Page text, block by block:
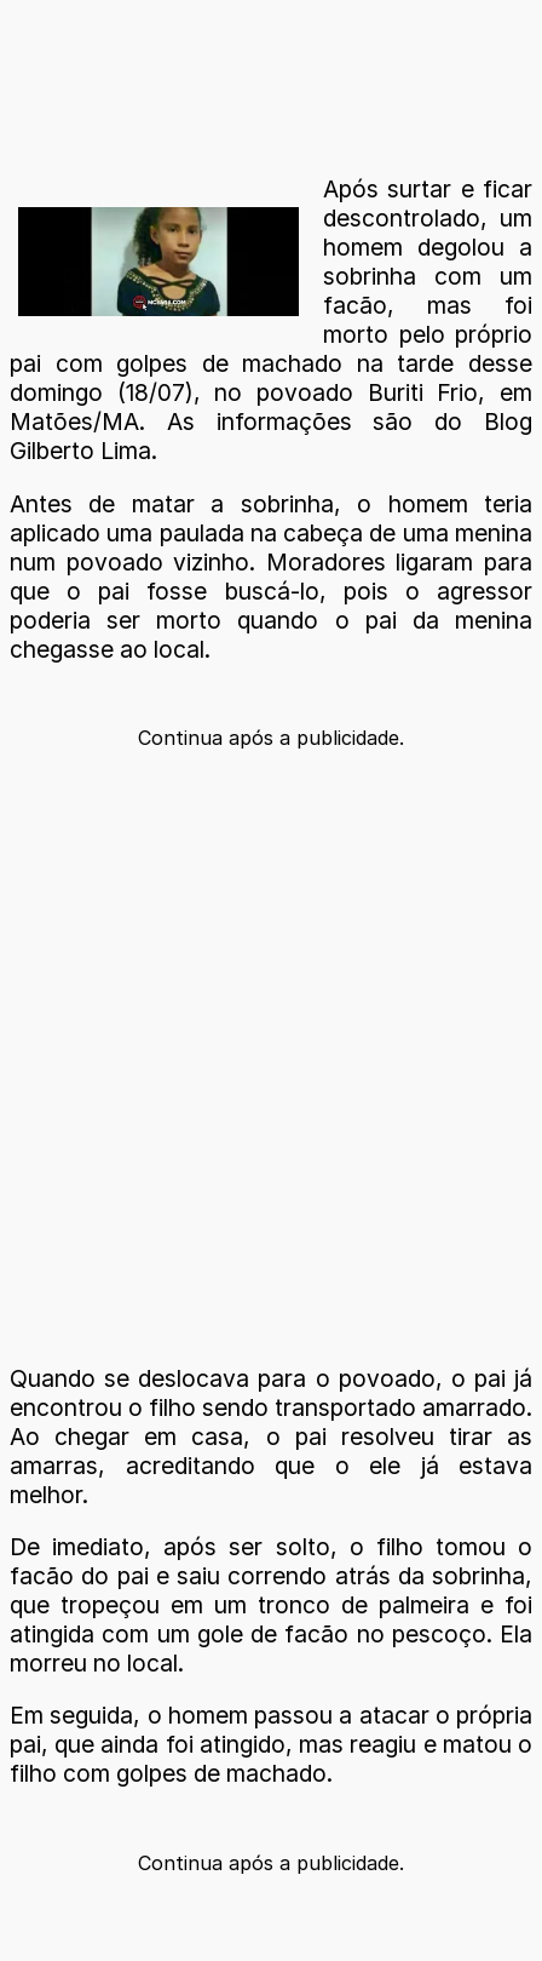
Após surtar e ficar
descontrolado, um
homem degolou a
sobrinha com um
facão, mas foi
morto pelo próprio
pai com golpes de machado na tarde desse
domingo (18/07), no povoado Buriti Frio, em
Matões/MA. As informações são do Blog
Gilberto Lima.
Antes de matar a sobrinha, o homem teria
aplicado uma paulada na cabeça de uma menina
num povoado vizinho. Moradores ligaram para
que o pai fosse buscá-lo, pois o agressor
poderia ser morto quando o pai da menina
chegasse ao local.
Continua após a publicidade.
Quando se deslocava para o povoado, o pai já
encontrou o filho sendo transportado amarrado.
Ao chegar em casa, o pai resolveu tirar as
amarras, acreditando que o ele já estava
melhor.
De imediato, após ser solto, o filho tomou o
facão do pai e saiu correndo atrás da sobrinha,
que tropeçou em um tronco de palmeira e foi
atingida com um gole de facão no pescoço. Ela
morreu no local.
Em seguida, o homem passou a atacar o própria
pai, que ainda foi atingido, mas reagiu e matou o
filho com golpes de machado.
Continua após a publicidade.